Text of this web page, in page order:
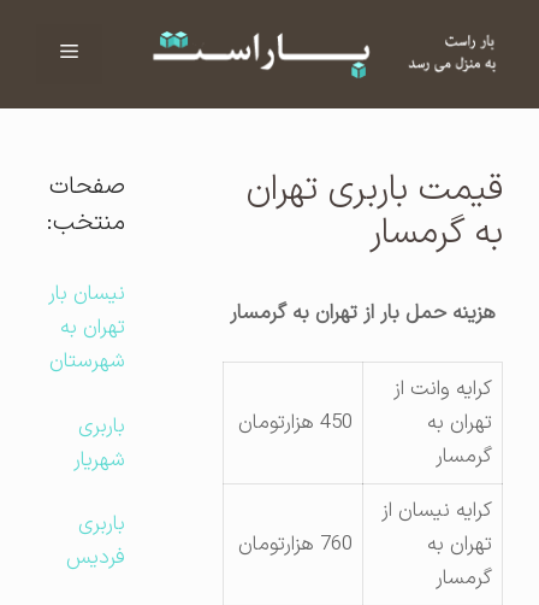
فهرست
قیمت باربری تهران
به گرمسار
هزینه حمل بار از تهران به گرمسار
کرایه وانت از
تهران به
گرمسار
کرایه نیسان از
تهران به
گرمسار
صفحات
منتخب:
نیسان بار
تهران به
شهرستان
باربری
شهریار
باربری
فردیس